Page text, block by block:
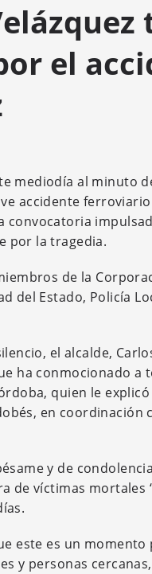
el
mediodía al minuto
accidente
convocatoria
por la tragedia.
de la
del Estado, Policía
el alcalde,
ha conmocionado
quien le
en coordinación
y de
de víctimas mortales
este es un
y personas